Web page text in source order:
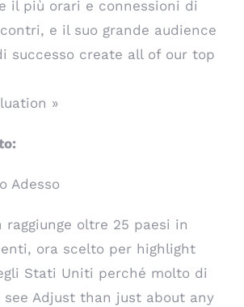
il più orari e connessioni di
e il suo grande audience
successo create all of our top
»
Adesso
raggiunge oltre 25 paesi in
ora scelto per highlight
Stati Uniti perché molto di
Adjust than just about any